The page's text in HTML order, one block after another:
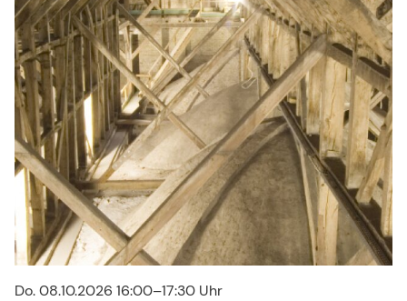
Do. 08.10.2026 16:00–17:30 Uhr